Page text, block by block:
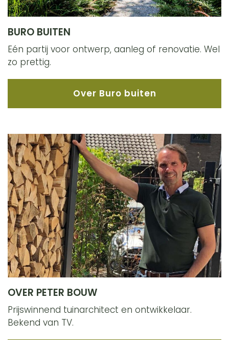
BURO BUITEN
Eén partij voor ontwerp, aanleg of renovatie. Wel
zo prettig.
Over Buro buiten
OVER PETER BOUW
Prijswinnend tuinarchitect en ontwikkelaar.
Bekend van TV.